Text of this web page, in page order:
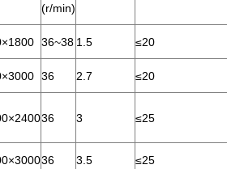
(r/min)
36~38 1.5 ≤20
36 2.7 ≤20
36 3 ≤25
36 3.5 ≤25